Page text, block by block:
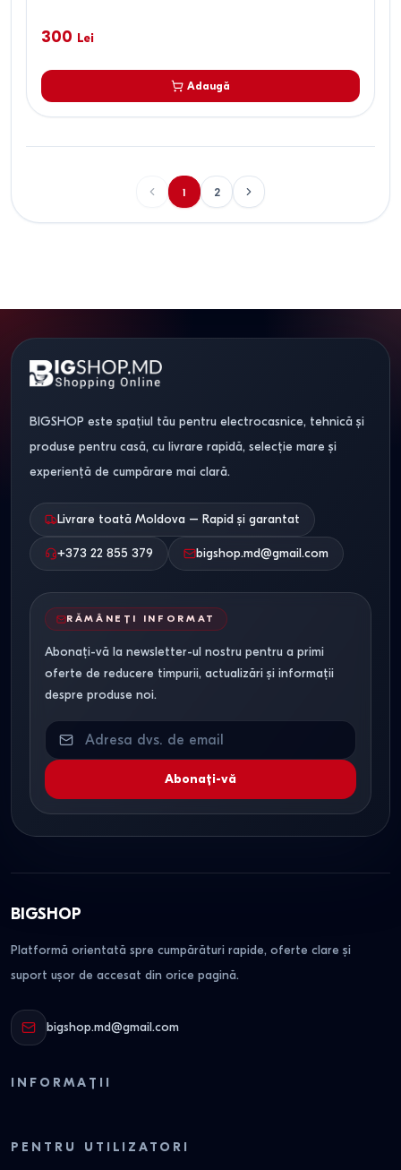
300 Lei
Adaugă
1 2
BIGSHOP este spațiul tău pentru electrocasnice, tehnică și
produse pentru casă, cu livrare rapidă, selecție mare și
experiență de cumpărare mai clară.
Livrare toată Moldova – Rapid și garantat
+373 22 855 379 bigshop.md@gmail.com
RĂMÂNEȚI INFORMAT
Abonați-vă la newsletter-ul nostru pentru a primi
oferte de reducere timpurii, actualizări și informații
despre produse noi.
Abonați-vă
BIGSHOP
Platformă orientată spre cumpărături rapide, oferte clare și
suport ușor de accesat din orice pagină.
bigshop.md@gmail.com
INFORMAȚII
PENTRU UTILIZATORI